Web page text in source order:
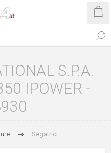
S.P.A.
IPOWER -
Segatrici